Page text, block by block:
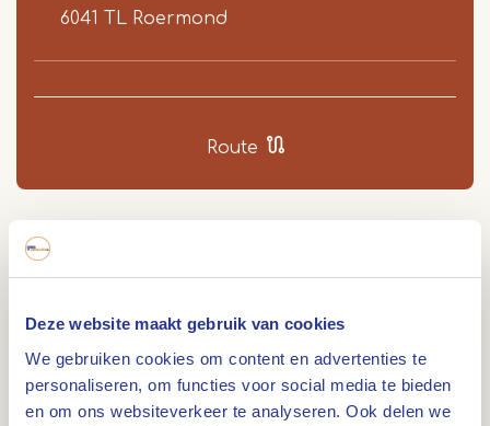
Deze website maakt gebruik van cookies
We gebruiken cookies om content en advertenties te
personaliseren, om functies voor social media te bieden
en om ons websiteverkeer te analyseren. Ook delen we
6041 TL Roermond
Route
De Noorderplas ligt in het gebied De Weerd bij
Je kan met je boot bij verschillende
aanlegsteigers, zwemmen, watersporten, genieten
van een hapje en een drankje en nog veel meer.
Een leuk weetje: Op dit terrein vindt elk jaar het